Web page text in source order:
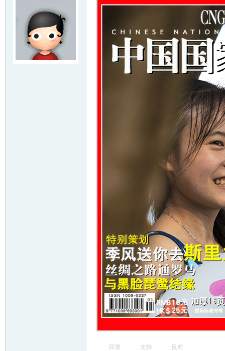
回复 支持 反对